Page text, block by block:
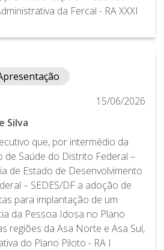
da Fercal - RA XXXI
15/06/2026
Silva
que, por intermédio da
de Saúde do Distrito Federal –
de Estado de Desenvolvimento
– SEDES/DF a adoção de
para implantação de um
da Pessoa Idosa no Plano
regiões da Asa Norte e Asa Sul,
do Plano Piloto - RA I